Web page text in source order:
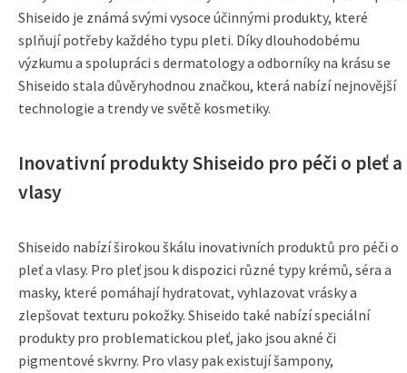
Shiseido je známá svými vysoce účinnými produkty, které
splňují potřeby každého typu pleti. Díky dlouhodobému
výzkumu a spolupráci s dermatology a odborníky na krásu se
Shiseido stala důvěryhodnou značkou, která nabízí nejnovější
technologie a trendy ve světě kosmetiky.
Inovativní produkty Shiseido pro péči o pleť a
vlasy
Shiseido nabízí širokou škálu inovativních produktů pro péči o
pleť a vlasy. Pro pleť jsou k dispozici různé typy krémů, séra a
masky, které pomáhají hydratovat, vyhlazovat vrásky a
zlepšovat texturu pokožky. Shiseido také nabízí speciální
produkty pro problematickou pleť, jako jsou akné či
pigmentové skvrny. Pro vlasy pak existují šampony,